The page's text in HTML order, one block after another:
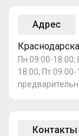
Адрес
Пн:09:00-18:00;
18:00;
Контакты